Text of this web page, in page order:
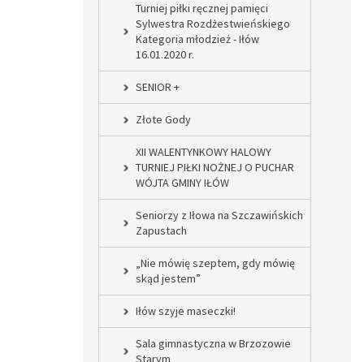
Turniej piłki ręcznej pamięci
Sylwestra Rozdżestwieńskiego
Kategoria młodzież - Iłów
16.01.2020 r.
SENIOR +
Złote Gody
XII WALENTYNKOWY HALOWY
TURNIEJ PIŁKI NOŻNEJ O PUCHAR
WÓJTA GMINY IŁÓW
Seniorzy z Iłowa na Szczawińskich
Zapustach
„Nie mówię szeptem, gdy mówię
skąd jestem”
Iłów szyje maseczki!
Sala gimnastyczna w Brzozowie
Starym